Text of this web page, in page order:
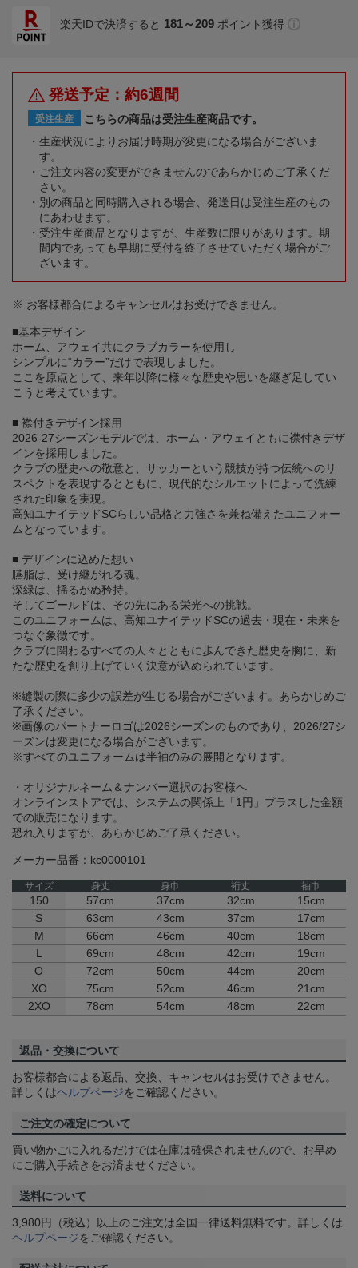
楽天IDで決済すると 181～209 ポイント獲得
発送予定：約6週間
受注生産
こちらの商品は受注生産商品です。
生産状況によりお届け時期が変更になる場合がございま
す。
ご注文内容の変更ができませんのであらかじめご了承くだ
さい。
別の商品と同時購入される場合、発送日は受注生産のもの
にあわせます。
受注生産商品となりますが、生産数に限りがあります。期
間内であっても早期に受付を終了させていただく場合がご
ざいます。
※ お客様都合によるキャンセルはお受けできません。
■基本デザイン
ホーム、アウェイ共にクラブカラーを使用し
シンプルに“カラー”だけで表現しました。
ここを原点として、来年以降に様々な歴史や思いを継ぎ足してい
こうと考えています。
■ 襟付きデザイン採用
2026-27シーズンモデルでは、ホーム・アウェイともに襟付きデザ
インを採用しました。
クラブの歴史への敬意と、サッカーという競技が持つ伝統へのリ
スペクトを表現するとともに、現代的なシルエットによって洗練
された印象を実現。
高知ユナイテッドSCらしい品格と力強さを兼ね備えたユニフォー
ムとなっています。
■ デザインに込めた想い
臙脂は、受け継がれる魂。
深緑は、揺るがぬ矜持。
そしてゴールドは、その先にある栄光への挑戦。
このユニフォームは、高知ユナイテッドSCの過去・現在・未来を
つなぐ象徴です。
クラブに関わるすべての人々とともに歩んできた歴史を胸に、新
たな歴史を創り上げていく決意が込められています。
※縫製の際に多少の誤差が生じる場合がございます。あらかじめご
了承ください。
※画像のパートナーロゴは2026シーズンのものであり、2026/27シ
ーズンは変更になる場合がございます。
※すべてのユニフォームは半袖のみの展開となります。
・オリジナルネーム＆ナンバー選択のお客様へ
オンラインストアでは、システムの関係上「1円」プラスした金額
での販売になります。
恐れ入りますが、あらかじめご了承ください。
メーカー品番：kc0000101
サイズ 身丈 身巾 裄丈 袖巾
150 57cm 37cm 32cm
15cm
S
63cm 43cm 37cm
17cm
M
66cm 46cm 40cm
18cm
L
69cm 48cm 42cm
19cm
O
72cm 50cm 44cm
20cm
XO
75cm 52cm 46cm
21cm
2XO
78cm 54cm 48cm 22cm
返品・交換について
お客様都合による返品、交換、キャンセルはお受けできません。
詳しくはヘルプページをご確認ください。
ご注文の確定について
買い物かごに入れるだけでは在庫は確保されませんので、お早め
にご購入手続きをお済ませください。
送料について
3,980円（税込）以上のご注文は全国一律送料無料です。詳しくは
ヘルプページをご確認ください。